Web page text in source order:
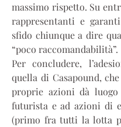
massimo rispetto. Su
rappresentanti e
sfido chiunque a dire
“poco raccomandabilità”.
Per concludere,
quella di Casapound,
proprie azioni dà
futurista e ad azioni di
(primo fra tutti la lotta